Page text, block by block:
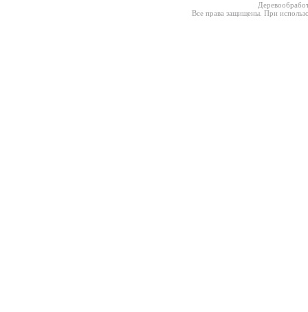
Все права защищены. При